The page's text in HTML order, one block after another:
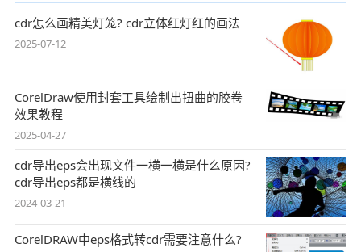
cdr怎么画精美灯笼? cdr立体红灯红的画法
2025-07-12
CorelDraw使用封套工具绘制出扭曲的胶卷
效果教程
2025-04-27
cdr导出eps会出现文件一横一横是什么原因?
cdr导出eps都是横线的
2024-03-21
CorelDRAW中eps格式转cdr需要注意什么?